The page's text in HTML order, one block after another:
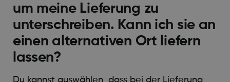
um meine Lieferung zu
unterschreiben. Kann ich sie an
einen alternativen Ort liefern
lassen?
Du kannst auswählen, dass bei der Lieferung